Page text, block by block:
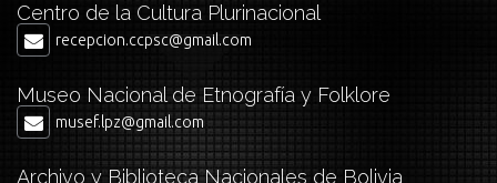
Centro de la Cultura Plurinacional
recepcion.ccpsc@gmail.com
Museo Nacional de Etnografía y Folklore
musef.lpz@gmail.com
Archivo y Biblioteca Nacionales de Bolivia